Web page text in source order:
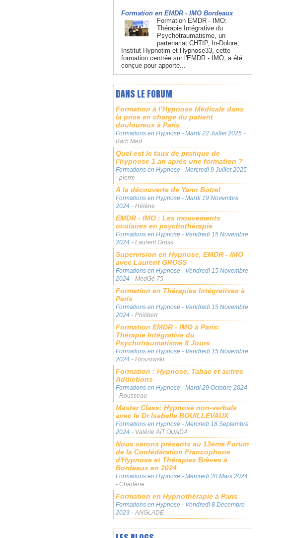
Formation en EMDR - IMO Bordeaux
Formation EMDR - IMO:
Thérapie Intégrative du
Psychotraumatisme, un
partenariat CHTIP, In-Dolore,
Institut Hypnotim et Hypnose33, cette
formation centrée sur l'EMDR - IMO, a été
conçue pour apporte...
DANS LE FORUM
Formation à l’Hypnose Médicale dans
la prise en charge du patient
douloureux à Paris
Formations en Hypnose - Mardi 22 Juillet 2025 -
Barh Med
Quel est le taux de pratique de
l’hypnose 1 an après une formation ?
Formations en Hypnose - Mercredi 9 Juillet 2025
- pierre
À la découverte de Yann Botrel
Formations en Hypnose - Mardi 19 Novembre
2024 - Hélène
EMDR - IMO : Les mouvements
oculaires en psychothérapie
Formations en Hypnose - Vendredi 15 Novembre
2024 - Laurent Gross
Supervision en Hypnose, EMDR - IMO
avec Laurent GROSS
Formations en Hypnose - Vendredi 15 Novembre
2024 - MedGé 75
Formation en Thérapies Intégratives à
Paris
Formations en Hypnose - Vendredi 15 Novembre
2024 - Philibert
Formation EMDR - IMO à Paris:
Thérapie Intégrative du
Psychotraumatisme 8 Jours
Formations en Hypnose - Vendredi 15 Novembre
2024 - Hirszowski
Formation : Hypnose, Tabac et autres
Addictions
Formations en Hypnose - Mardi 29 Octobre 2024
- Rousseau
Master Class: Hypnose non-verbale
avec le Dr Isabelle BOUILLEVAUX
Formations en Hypnose - Mercredi 18 Septembre
2024 - Valérie AÏT OUADA
Nous serons présents au 13ème Forum
de la Confédération Francophone
d'Hypnose et Thérapies Brèves à
Bordeaux en 2024
Formations en Hypnose - Mercredi 20 Mars 2024
- Charlène
Formation en Hypnothérapie à Paris
Formations en Hypnose - Vendredi 8 Décembre
2023 - ANGLADE